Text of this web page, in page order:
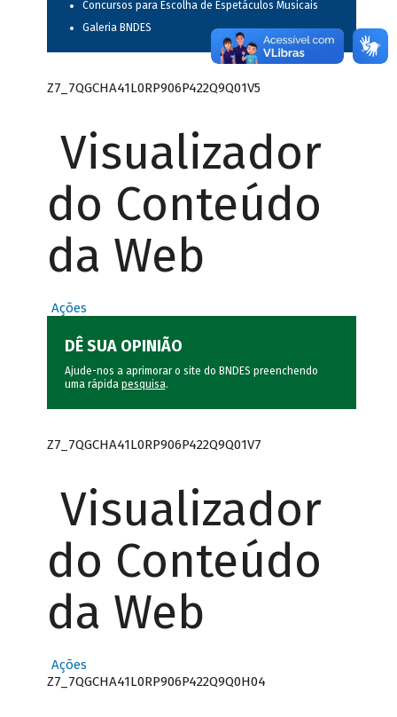
Concursos para Escolha de Espetáculos Musicais
Galeria BNDES
Z7_7QGCHA41L0RP906P422Q9Q01V5
Visualizador
do Conteúdo
da Web
Ações
DÊ SUA OPINIÃO
Ajude-nos a aprimorar o site do BNDES preenchendo
uma rápida pesquisa.
Z7_7QGCHA41L0RP906P422Q9Q01V7
Visualizador
do Conteúdo
da Web
Ações
Z7_7QGCHA41L0RP906P422Q9Q0H04